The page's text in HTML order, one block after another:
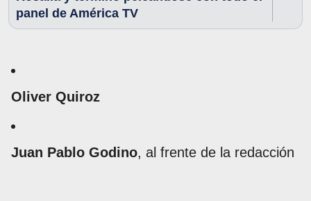
panel de América TV
Oliver Quiroz
Juan Pablo Godino, al frente de la redacción